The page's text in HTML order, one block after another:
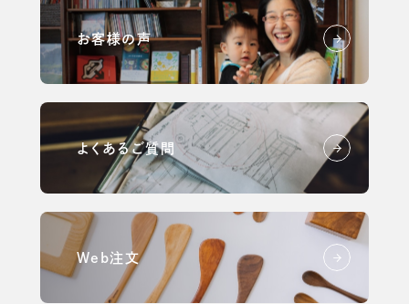
お客様の声
よくあるご質問
Web注文